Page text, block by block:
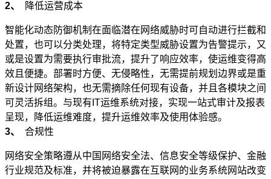
2、
降低运营成本
智能化动态防御机制在面临潜在网络威胁时可自动进行拦截和
处置，也可以分类处理，将特定类型威胁设置为告警提示，又
或是设置为需要执行审批流，提升了响应效率，使运维变得高
效且便捷。部署时方便、无侵略性，无需提前规划边界或是重
新设计网络架构，也无需摘除任何现有设备，并且各模块之间
可灵活拆组。与现有IT运维系统对接，实现一站式审计及报表
呈现，降低运维难度，提升运维效率及使用体验感。
3、
合规性
网络安全策略遵从中国网络安全法、信息安全等级保护、金融
行业规范及标准，并将被迫暴露在互联网的业务系统网站改变